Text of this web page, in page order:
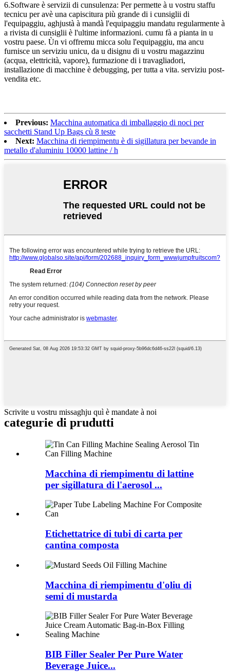
6.Software è servizii di cunsulenza: Per permette à u vostru staffu
tecnicu per avè una capiscitura più grande di i cunsiglii di
l'equipaggiu, aghjustà à mandà l'equipaggiu mandatu regularmente à
a rivista di cunsiglii è l'ultime informazioni. cumu fà a pianta in u
vostru paese. Ùn vi offremu micca solu l'equipaggiu, ma ancu
furnisce un serviziu unicu, da u disignu di u vostru magazzinu
(acqua, elettricità, vapore), furmazione di i travagliadori,
installazione di macchine è debugging, per tutta a vita. serviziu post-
vendita etc.
Previous: Macchina automatica di imballaggio di noci per
sacchetti Stand Up Bags cù 8 teste
Next: Macchina di riempimentu è di sigillatura per bevande in
metallo d'aluminiu 10000 lattine / h
Scrivite u vostru missaghju quì è mandate à noi
categurie di prudutti
Macchina di riempimentu di lattine
per sigillatura di l'aerosol ...
Etichettatrice di tubi di carta per
cantina composta
Macchina di riempimentu d'oliu di
semi di mustarda
BIB Filler Sealer Per Pure Water
Beverage Juice...